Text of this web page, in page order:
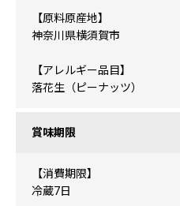
【原料原産地】
神奈川県横須賀市
【アレルギー品目】
落花生（ピーナッツ）
賞味期限
【消費期限】
冷蔵7日